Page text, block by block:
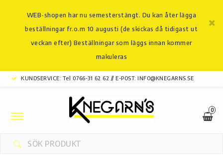
WEB-shopen har nu semesterstängt. Du kan åter lägga
beställningar fr.o.m 10 augusti (de skickas då tidigast ut
veckan efter) Beställningar som läggs innan kommer
makuleras
KUNDSERVICE: Tel 0766-31 62 62 // E-POST: INFO@KNEGARNS.SE
0
Toggle
navigation